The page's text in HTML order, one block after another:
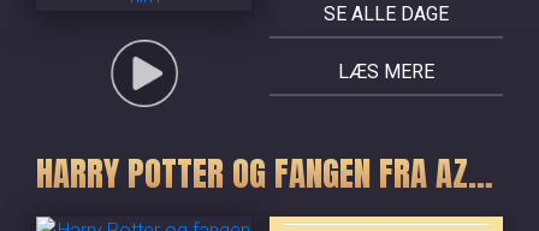
SE ALLE DAGE
LÆS MERE
HARRY POTTER OG FANGEN FRA AZKABAN